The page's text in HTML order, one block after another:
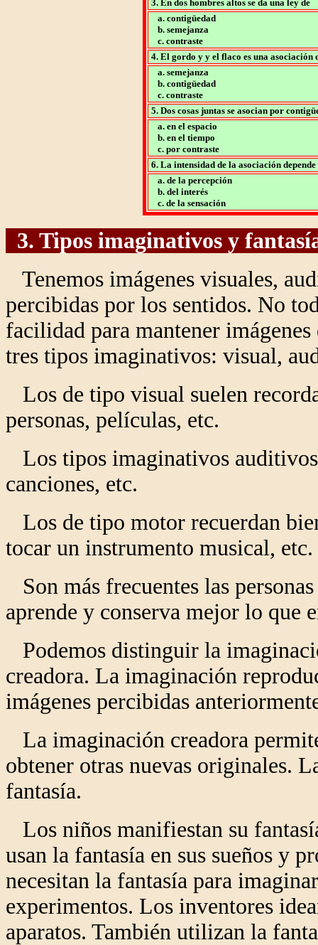
3. En dos hombres altos se da una ley de
a. contigüedad
b. semejanza
c. contraste
4. El gordo y y el flaco es una asociación
a. semejanza
b. contigüedad
c. contraste
5. Dos cosas juntas se asocian por
a. en el espacio
b. en el tiempo
c. por contraste
6. La intensidad de la asociación depende
a. de la percepción
b. del interés
c. de la sensación
3. Tipos imaginativos y
Tenemos imágenes visuales,
percibidas por los sentidos. No
facilidad para mantener
tres tipos imaginativos: visual,
Los de tipo visual suelen
personas, películas, etc.
Los tipos imaginativos
canciones, etc.
Los de tipo motor recuerdan
tocar un instrumento musical, etc.
Son más frecuentes las
aprende y conserva mejor lo que
Podemos distinguir la
creadora. La imaginación
imágenes percibidas
La imaginación creadora
obtener otras nuevas originales.
fantasía.
Los niños manifiestan su
usan la fantasía en sus sueños y
necesitan la fantasía para
experimentos. Los inventores
aparatos. También utilizan la